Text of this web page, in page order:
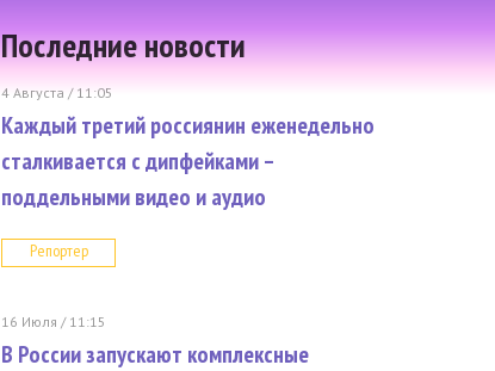
Последние новости
4 Августа / 11:05
Каждый третий россиянин еженедельно
сталкивается с дипфейками –
поддельными видео и аудио
Репортер
16 Июля / 11:15
В России запускают комплексные